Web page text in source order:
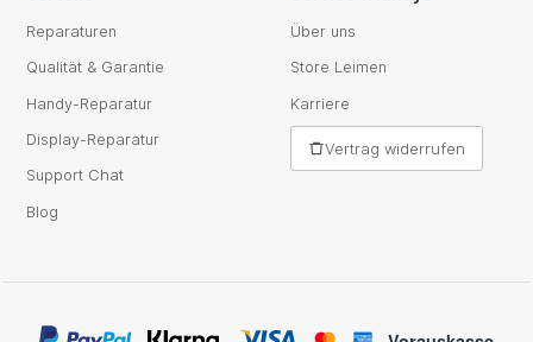
Reparaturen
Qualität & Garantie
Handy-Reparatur
Display-Reparatur
Support Chat
Blog
Über uns
Store Leimen
Karriere
Vertrag widerrufen